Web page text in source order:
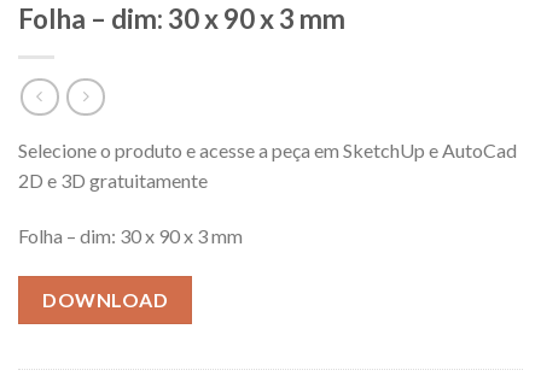
Folha – dim: 30 x 90 x 3 mm
Selecione o produto e acesse a peça em SketchUp e AutoCad
2D e 3D gratuitamente
Folha – dim: 30 x 90 x 3 mm
DOWNLOAD